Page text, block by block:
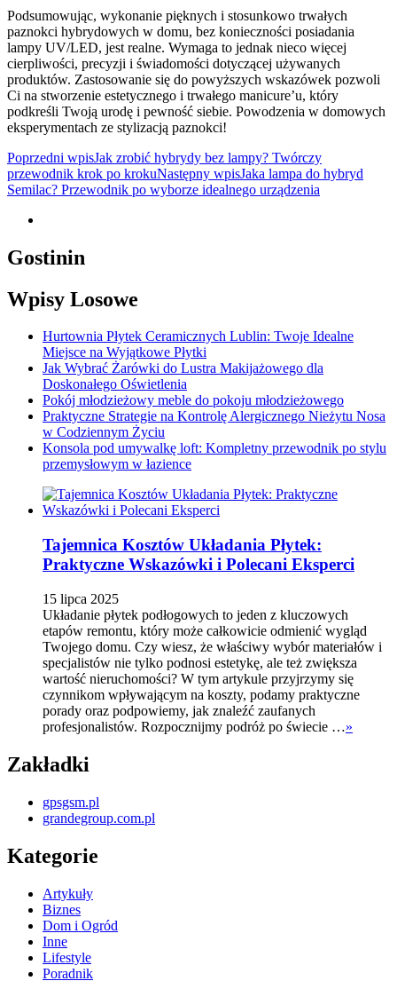
Podsumowując, wykonanie pięknych i stosunkowo trwałych
paznokci hybrydowych w domu, bez konieczności posiadania
lampy UV/LED, jest realne. Wymaga to jednak nieco więcej
cierpliwości, precyzji i świadomości dotyczącej używanych
produktów. Zastosowanie się do powyższych wskazówek pozwoli
Ci na stworzenie estetycznego i trwałego manicure’u, który
podkreśli Twoją urodę i pewność siebie. Powodzenia w domowych
eksperymentach ze stylizacją paznokci!
Nawigacja
wpisu
Poprzedni wpisJak zrobić hybrydy bez lampy? Twórczy
przewodnik krok po krokuNastępny wpisJaka lampa do hybryd
Semilac? Przewodnik po wyborze idealnego urządzenia
Gostinin
Wpisy Losowe
Hurtownia Płytek Ceramicznych Lublin: Twoje Idealne
Miejsce na Wyjątkowe Płytki
Jak Wybrać Żarówki do Lustra Makijażowego dla
Doskonałego Oświetlenia
Pokój młodzieżowy meble do pokoju młodzieżowego
Praktyczne Strategie na Kontrolę Alergicznego Nieżytu Nosa
w Codziennym Życiu
Konsola pod umywalkę loft: Kompletny przewodnik po stylu
przemysłowym w łazience
Tajemnica Kosztów Układania Płytek:
Praktyczne Wskazówki i Polecani Eksperci
15 lipca 2025
Układanie płytek podłogowych to jeden z kluczowych
etapów remontu, który może całkowicie odmienić wygląd
Twojego domu. Czy wiesz, że właściwy wybór materiałów i
specjalistów nie tylko podnosi estetykę, ale też zwiększa
wartość nieruchomości? W tym artykule przyjrzymy się
czynnikom wpływającym na koszty, podamy praktyczne
porady oraz podpowiemy, jak znaleźć zaufanych
profesjonalistów. Rozpocznijmy podróż po świecie …»
Zakładki
gpsgsm.pl
grandegroup.com.pl
Kategorie
Artykuły
Biznes
Dom i Ogród
Inne
Lifestyle
Poradnik